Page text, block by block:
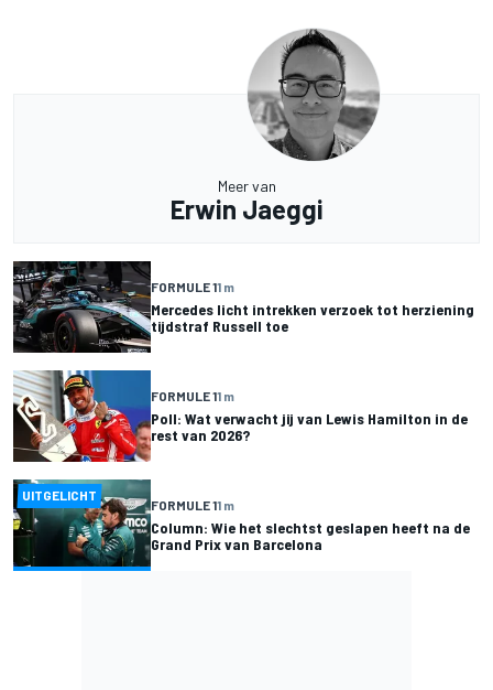
Meer van
Erwin Jaeggi
FORMULE 11 m
Mercedes licht intrekken verzoek tot herziening
tijdstraf Russell toe
FORMULE 11 m
Poll: Wat verwacht jij van Lewis Hamilton in de
rest van 2026?
UITGELICHT
FORMULE 11 m
Column: Wie het slechtst geslapen heeft na de
Grand Prix van Barcelona